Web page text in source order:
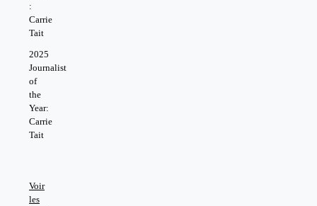
:
Carrie
Tait
2025
Journalist
of
the
Year:
Carrie
Tait
Voir
les